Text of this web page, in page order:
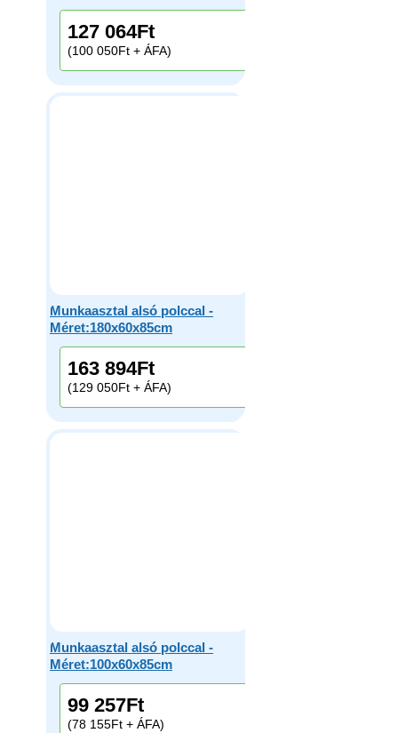
127 064Ft
(100 050Ft + ÁFA)
Munkaasztal alsó polccal -
Méret:180x60x85cm
163 894Ft
(129 050Ft + ÁFA)
Munkaasztal alsó polccal -
Méret:100x60x85cm
99 257Ft
(78 155Ft + ÁFA)